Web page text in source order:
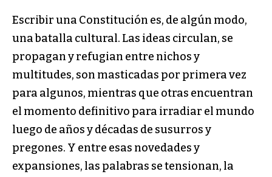
Escribir una Constitución es, de algún modo,
una batalla cultural. Las ideas circulan, se
propagan y refugian entre nichos y
multitudes, son masticadas por primera vez
para algunos, mientras que otras encuentran
el momento definitivo para irradiar el mundo
luego de años y décadas de susurros y
pregones. Y entre esas novedades y
expansiones, las palabras se tensionan, la